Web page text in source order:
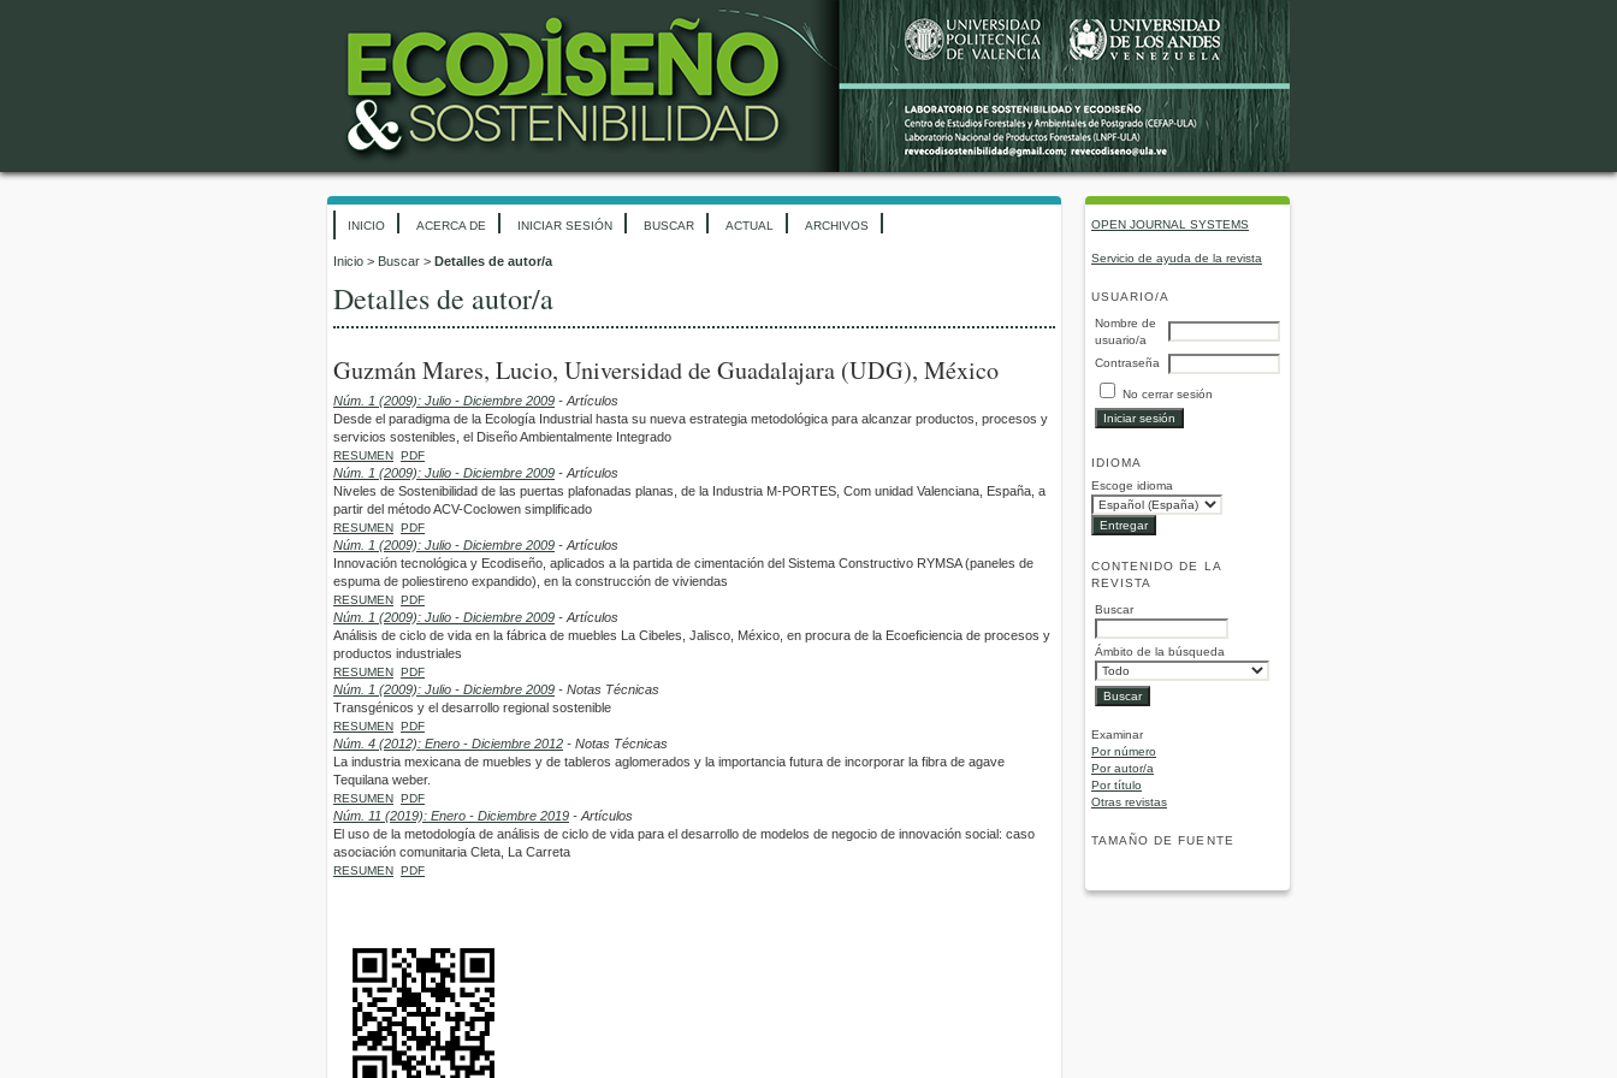
OPEN JOURNAL SYSTEMS
Servicio de ayuda de la revista
USUARIO/A
Nombre de
usuario/a
Contraseña
No cerrar sesión
IDIOMA
Escoge idioma
CONTENIDO DE LA
REVISTA
Buscar
Ámbito de la búsqueda
Examinar
Por número
Por autor/a
Por título
Otras revistas
TAMAÑO DE FUENTE
INICIO ACERCA DE INICIAR SESIÓN BUSCAR ACTUAL ARCHIVOS
Inicio > Buscar > Detalles de autor/a
Detalles de autor/a
Guzmán Mares, Lucio, Universidad de Guadalajara (UDG), México
Núm. 1 (2009): Julio - Diciembre 2009 - Artículos
Desde el paradigma de la Ecología Industrial hasta su nueva estrategia metodológica para alcanzar productos, procesos y
servicios sostenibles, el Diseño Ambientalmente Integrado
RESUMEN PDF
Núm. 1 (2009): Julio - Diciembre 2009 - Artículos
Niveles de Sostenibilidad de las puertas plafonadas planas, de la Industria M-PORTES, Com unidad Valenciana, España, a
partir del método ACV-Coclowen simplificado
RESUMEN PDF
Núm. 1 (2009): Julio - Diciembre 2009 - Artículos
Innovación tecnológica y Ecodiseño, aplicados a la partida de cimentación del Sistema Constructivo RYMSA (paneles de
espuma de poliestireno expandido), en la construcción de viviendas
RESUMEN PDF
Núm. 1 (2009): Julio - Diciembre 2009 - Artículos
Análisis de ciclo de vida en la fábrica de muebles La Cibeles, Jalisco, México, en procura de la Ecoeficiencia de procesos y
productos industriales
RESUMEN PDF
Núm. 1 (2009): Julio - Diciembre 2009 - Notas Técnicas
Transgénicos y el desarrollo regional sostenible
RESUMEN PDF
Núm. 4 (2012): Enero - Diciembre 2012 - Notas Técnicas
La industria mexicana de muebles y de tableros aglomerados y la importancia futura de incorporar la fibra de agave
Tequilana weber.
RESUMEN PDF
Núm. 11 (2019): Enero - Diciembre 2019 - Artículos
El uso de la metodología de análisis de ciclo de vida para el desarrollo de modelos de negocio de innovación social: caso
asociación comunitaria Cleta, La Carreta
RESUMEN PDF